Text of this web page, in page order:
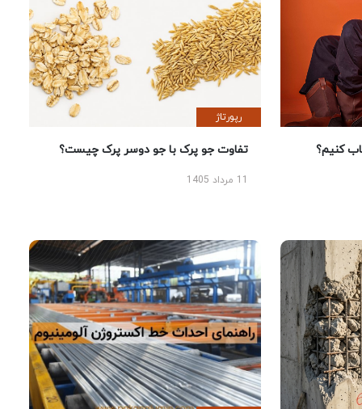
کنیم؟
رپورتاژ
تفاوت جو پرک با جو دوسر پرک چیست؟